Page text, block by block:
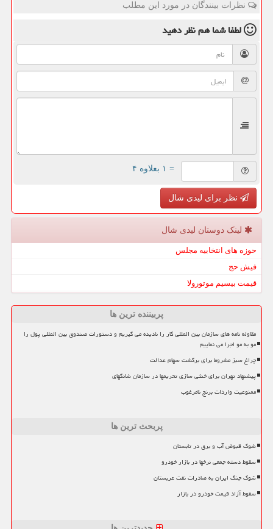
نظرات بینندگان در مورد این مطلب
لطفا شما همنظر دهید
= ۱ بعلاوه ۴
نظر برای لیدی شال
لینک دوستان لیدی شال
حوزه های انتخابیه مجلس
فیش حج
قیمت بیسیم موتورولا
پربیننده ترین ها
مقاوله نامه های سازمان بین المللی کار را نادیده می گیریم و دستورات صندوق بین المللی پول را
مو به مو اجرا می نماییم
چراغ سبز مشروط برای برگشت سهام عدالت
پیشنهاد تهران برای خنثی سازی تحریمها در سازمان شانگهای
ممنوعیت واردات برنج نامرغوب
پربحث ترین ها
شوک قبوض آب و برق در تابستان
سقوط دسته جمعی نرخها در بازار خودرو
شوک جنگ ایران به صادرات نفت عربستان
سقوط آزاد قیمت خودرو در بازار